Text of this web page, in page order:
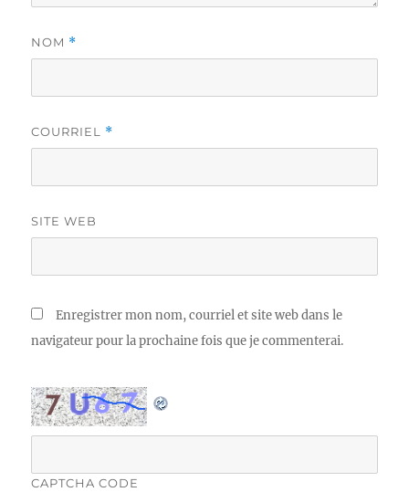
NOM *
COURRIEL *
SITE WEB
Enregistrer mon nom, courriel et site web dans le
navigateur pour la prochaine fois que je commenterai.
CAPTCHA CODE